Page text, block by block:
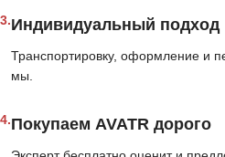
3.Индивидуальный подход
Транспортировку, оформление и
мы.
4.Покупаем AVATR дорого